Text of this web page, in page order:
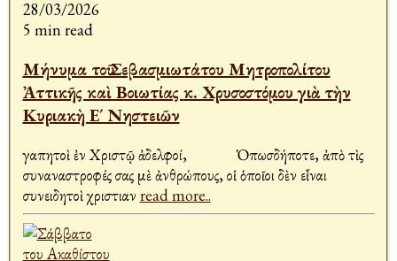
28/03/2026
5 min read
Μήνυμα τοῦ Σεβασμιωτάτου Μητροπολίτου
Ἀττικῆς καὶ Βοιωτίας κ. Χρυσοστόμου γιὰ τὴν
Κυριακὴ Ε´ Νηστειῶν
Ἀγαπητοὶ ἐν Χριστῷ ἀδελφοί, Ὁπωσδήποτε, ἀπὸ τὶς
συναναστροφές σας μὲ ἀνθρώπους, οἱ ὁποῖοι δὲν εἶναι
συνειδητοὶ χριστιαν read more..